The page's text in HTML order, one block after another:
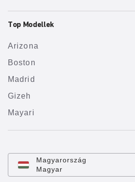
Top Modellek
Arizona
Boston
Madrid
Gizeh
Mayari
Magyarország
Magyar